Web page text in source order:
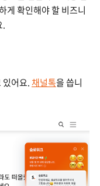
게 확인해야 할 비즈니
.
있어요. 채널톡을 씁니